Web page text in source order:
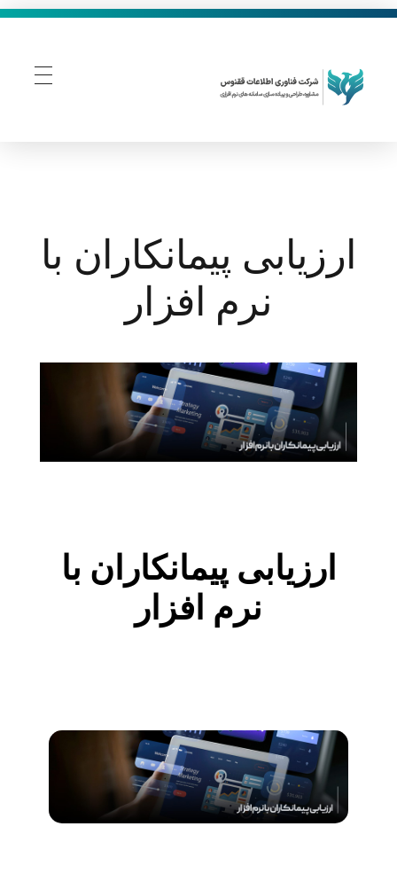
ارزیابی پیمانکاران با
نرم افزار
ارزیابی پیمانکاران با
نرم افزار